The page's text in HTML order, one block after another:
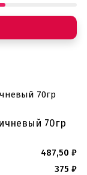
70гр
487,50 ₽
375 ₽